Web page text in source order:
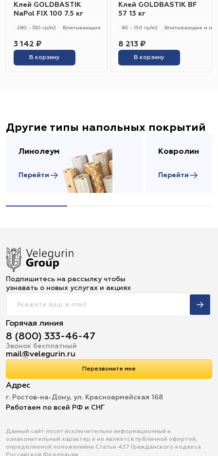
Клей GOLDBASTIK
NaPol FIX 100 7.5 кг
280 - 330 гр/м2 Впитывающие
3 142 ₽
В корзину
Клей GOLDBASTIK BF
57 13 кг
80 - 150 гр/м2 Впитывающие и не
8 213 ₽
В корзину
Другие типы напольных покрытий
Линолеум
Перейти
Ковролин
Перейти
Подпишитесь на рассылку чтобы
узнавать о новых услугах и акциях
Горячая линия
8 (800) 333-46-47
Звонок бесплатный
mail@velegurin.ru
Перезвоните мне
Адрес
г. Ростов-на-Дону, ул. Красноармейская 168
Работаем по всей РФ и СНГ
Данный сайт носит исключительно информационный и
ознакомительный характер и не является публичной офертой,
определяемой положениями Статьи 437 Гражданского кодекса